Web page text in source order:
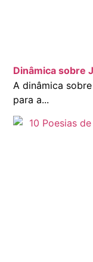
Dinâmica sobre
A dinâmica
para a...